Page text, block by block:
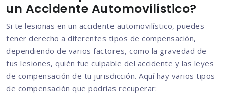
un Accidente Automovilístico?
Si te lesionas en un accidente automovilístico, puedes
tener derecho a diferentes tipos de compensación,
dependiendo de varios factores, como la gravedad de
tus lesiones, quién fue culpable del accidente y las leyes
de compensación de tu jurisdicción. Aquí hay varios tipos
de compensación que podrías recuperar: